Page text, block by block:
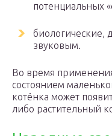
потенциальных
биологические,
звуковым.
Во время
состоянием
котёнка может
либо растительный